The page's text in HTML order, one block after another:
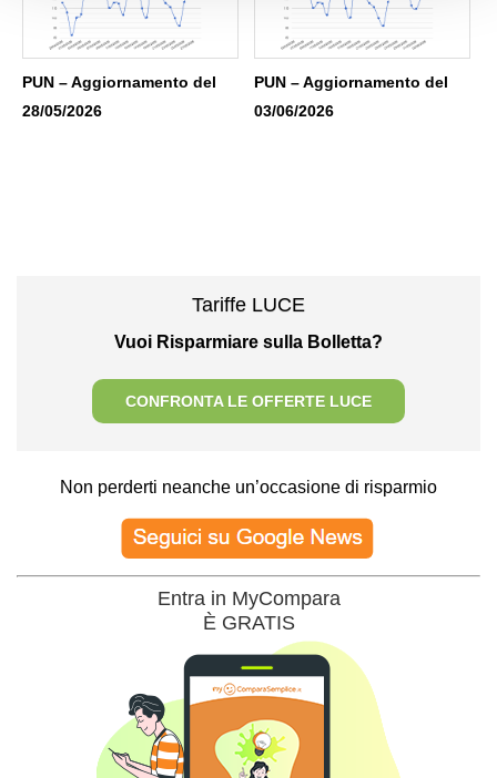
PUN – Aggiornamento del
28/05/2026
PUN – Aggiornamento del
03/06/2026
Tariffe LUCE
Vuoi Risparmiare sulla Bolletta?
CONFRONTA LE OFFERTE LUCE
Non perderti neanche un’occasione di risparmio
Entra in MyCompara
È GRATIS